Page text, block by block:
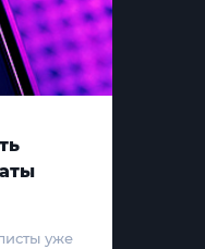
уже